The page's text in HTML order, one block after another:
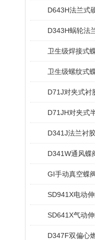
D643H法兰式
D343H蜗轮法
卫生级焊接式
卫生级螺纹式
D71J对夹式衬
D71JH对夹式
D341J法兰衬
D341W通风蝶
GI手动真空蝶
SD941X电动
SD641X气动
D347F双偏心